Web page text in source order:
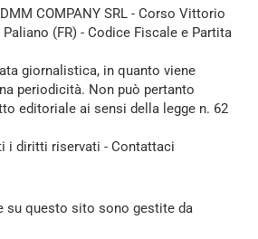
COMPANY SRL - Corso Vittorio
Paliano (FR) - Codice Fiscale e Partita
giornalistica, in quanto viene
periodicità. Non può pertanto
editoriale ai sensi della legge n. 62
i diritti riservati - Contattaci
su questo sito sono gestite da